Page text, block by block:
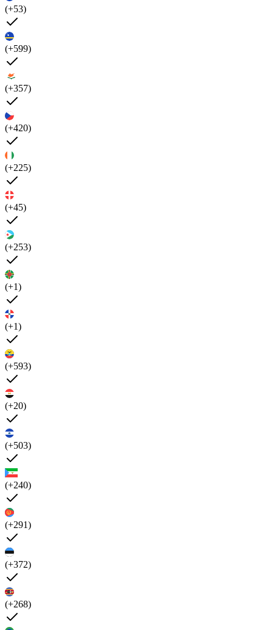
(+53)
(+599)
(+357)
(+420)
(+225)
(+45)
(+253)
(+1)
(+1)
(+593)
(+20)
(+503)
(+240)
(+291)
(+372)
(+268)